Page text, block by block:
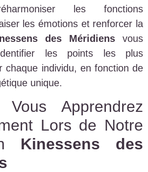
les fonctions
les émotions et renforcer la
des Méridiens vous
les points les plus
chaque individu, en fonction de
unique.
Apprendrez
Lors de Notre
Kinessens des